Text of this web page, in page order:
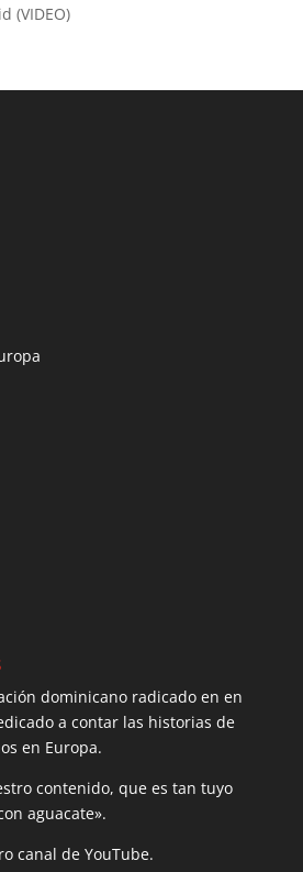
(VIDEO)
dominicano radicado en en
a contar las historias de
en Europa.
contenido, que es tan tuyo
aguacate».
canal de YouTube.